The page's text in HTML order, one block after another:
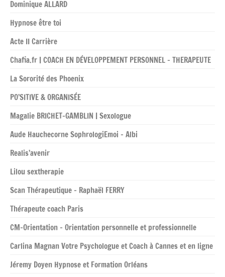
Dominique ALLARD
Hypnose être toi
Acte II Carrière
Chafia.fr | COACH EN DÉVELOPPEMENT PERSONNEL – THERAPEUTE
La Sororité des Phoenix
PO’SITIVE & ORGANISÉE
Magalie BRICHET-GAMBLIN | Sexologue
Aude Hauchecorne SophrologiEmoi – Albi
Realis’avenir
Lilou sextherapie
Scan Thérapeutique – Raphaël FERRY
Thérapeute coach Paris
CM-Orientation – Orientation personnelle et professionnelle
Carlina Magnan Votre Psychologue et Coach à Cannes et en ligne
Jéremy Doyen Hypnose et Formation Orléans